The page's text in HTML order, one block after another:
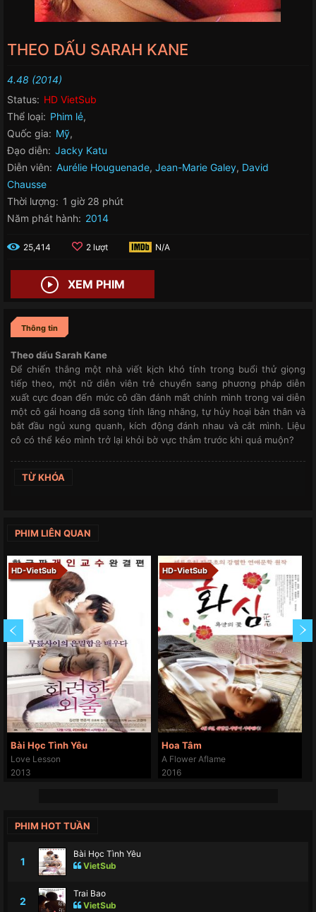
THEO DẤU SARAH KANE
4.48 (2014)
Status: HD VietSub
Thể loại: Phim lẻ,
Quốc gia: Mỹ,
Đạo diễn: Jacky Katu
Diễn viên: Aurélie Houguenade, Jean-Marie Galey, David
Chausse
Thời lượng: 1 giờ 28 phút
Năm phát hành: 2014
25,414 2 lượt N/A
XEM PHIM
Thông tin
Theo dấu Sarah Kane
Để chiến thắng một nhà viết kịch khó tính trong buổi thử giọng
tiếp theo, một nữ diễn viên trẻ chuyển sang phương pháp diễn
xuất cực đoan đến mức cô dần đánh mất chính mình trong vai diễn
một cô gái hoang dã song tính lăng nhăng, tự hủy hoại bản thân và
bắt đầu ngủ xung quanh, kích động đánh nhau và cắt mình. Liệu
cô có thể kéo mình trở lại khỏi bờ vực thẳm trước khi quá muộn?
TỪ KHÓA
PHIM LIÊN QUAN
HD-VietSub
Bài Học Tình Yêu
Love Lesson
2013
HD-VietSub
Hoa Tâm
A Flower Aflame
2016
PHIM HOT TUẦN
1
Bài Học Tình Yêu
VietSub
2
Trai Bao
VietSub